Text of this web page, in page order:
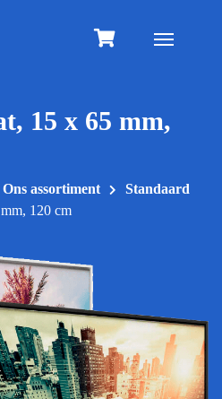
Toggle
15 x 65 mm,
Ons assortiment
Standaard
120 cm